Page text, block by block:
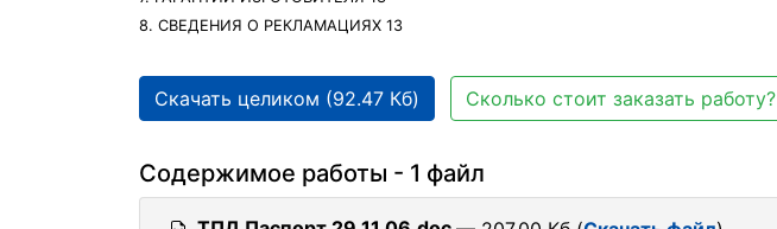
8. СВЕДЕНИЯ О РЕКЛАМАЦИЯХ 13
Скачать целиком (92.47 Кб) Сколько стоит заказать работу?
Содержимое работы - 1 файл